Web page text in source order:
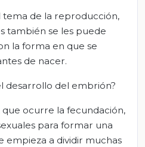
tema de la reproducción,
también se les puede
la forma en que se
de nacer.
desarrollo del embrión?
que ocurre la fecundación,
para formar una
empieza a dividir muchas